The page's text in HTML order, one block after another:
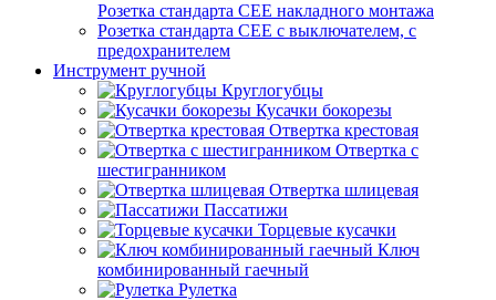
Розетка стандарта СЕЕ накладного монтажа
Розетка стандарта СЕЕ с выключателем, с
предохранителем
Инструмент ручной
Круглогубцы
Кусачки бокорезы
Отвертка крестовая
Отвертка с
шестигранником
Отвертка шлицевая
Пассатижи
Торцевые кусачки
Ключ
комбинированный гаечный
Рулетка